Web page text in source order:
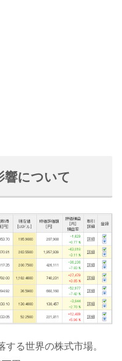
響について
する世界の株式市場。